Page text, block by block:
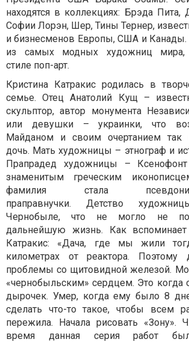
находятся в коллекциях: Брэда
Софии Лорэн, Шер, Тины Тернер,
и бизнесменов Европы, США и Канады.
из самых модных художниц мира,
стиле поп-арт.
Кристина Катракис родилась в
семье. Отец Анатолий Кущ –
скульптор, автор монумента
или девушки – украинки, что
Майданом и своим очертанием так
дочь. Мать художницы – этнограф и
Прапрадед художницы –
знаменитым греческим
фамилия стала
праправнучки. Детство
Чернобыле, что не могло не
дальнейшую жизнь. Как
Катракис: «Дача, где мы жили
километрах от реактора. Поэтому
проблемы со щитовидной железой.
«чернобыльским» сердцем. Это когда
дырочек. Умер, когда ему было 8
сделать что-то такое, чтобы всем
пережила. Начала рисовать «Зону».
время данная серия работ